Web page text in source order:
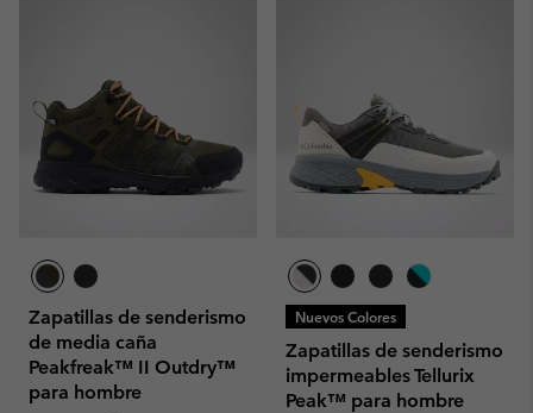
Zapatillas de senderismo
de media caña
Peakfreak™ II Outdry™
para hombre
Nuevos Colores
Zapatillas de senderismo
impermeables Tellurix
Peak™ para hombre